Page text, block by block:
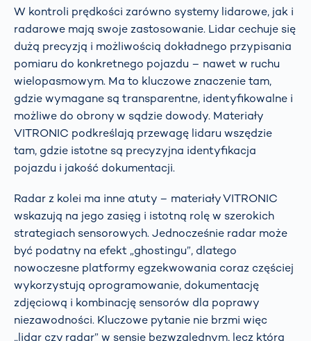
W kontroli prędkości zarówno systemy lidarowe, jak i
radarowe mają swoje zastosowanie. Lidar cechuje się
dużą precyzją i możliwością dokładnego przypisania
pomiaru do konkretnego pojazdu – nawet w ruchu
wielopasmowym. Ma to kluczowe znaczenie tam,
gdzie wymagane są transparentne, identyfikowalne i
możliwe do obrony w sądzie dowody. Materiały
VITRONIC podkreślają przewagę lidaru wszędzie
tam, gdzie istotne są precyzyjna identyfikacja
pojazdu i jakość dokumentacji.
Radar z kolei ma inne atuty – materiały VITRONIC
wskazują na jego zasięg i istotną rolę w szerokich
strategiach sensorowych. Jednocześnie radar może
być podatny na efekt „ghostingu”, dlatego
nowoczesne platformy egzekwowania coraz częściej
wykorzystują oprogramowanie, dokumentację
zdjęciową i kombinację sensorów dla poprawy
niezawodności. Kluczowe pytanie nie brzmi więc
„lidar czy radar” w sensie bezwzględnym, lecz która